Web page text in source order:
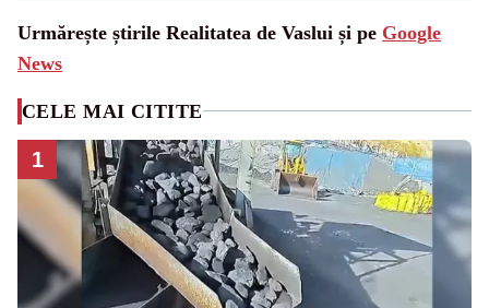
Urmărește știrile Realitatea de Vaslui și pe Google
News
CELE MAI CITITE
1